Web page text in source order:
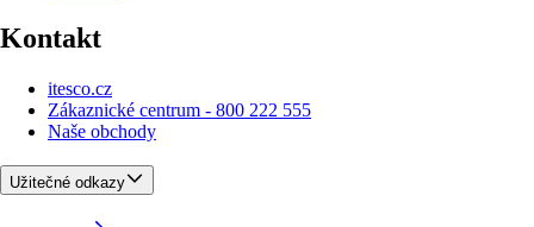
Kontakt
itesco.cz
Zákaznické centrum - 800 222 555
Naše obchody
Užitečné odkazy